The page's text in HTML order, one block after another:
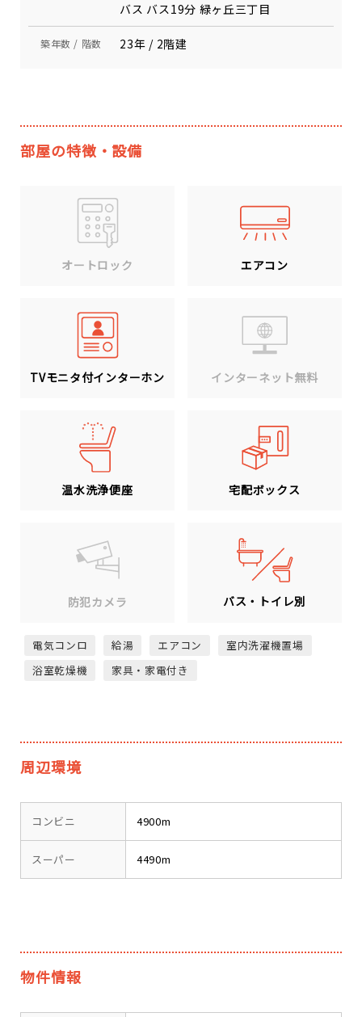
バス バス19分 緑ヶ丘三丁目
築年数 / 階数 23年 / 2階建
部屋の特徴・設備
オートロック エアコン
TVモニタ付インターホン インターネット無料
温水洗浄便座 宅配ボックス
防犯カメラ バス・トイレ別
電気コンロ 給湯 エアコン
室内洗濯機置場
浴室乾燥機
家具・家電付き
周辺環境
コンビニ 4900m
スーパー 4490m
物件情報